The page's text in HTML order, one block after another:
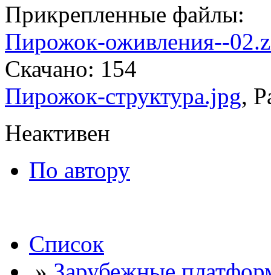
Прикрепленные файлы:
Пирожок-оживления--
Скачано: 154
Пирожок-структура.jpg,
Неактивен
По автору
Список